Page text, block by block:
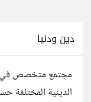
دين ودنيا
مجتمع متخصص في
الدينية المختلفة